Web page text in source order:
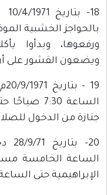
بالحواجز الخشبية
ورفعوها، وبدأوا
ويضعون القشور على
الساعة
جنازة من الدخول
الساعة الخامسة
الإبراهيمية حتى